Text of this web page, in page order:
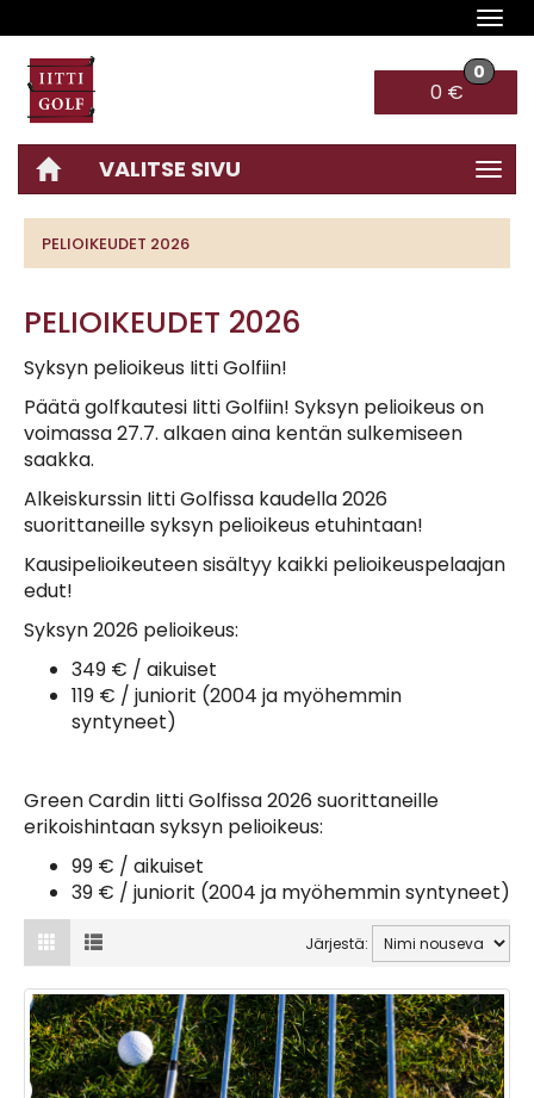
0 €
0
VALITSE SIVU
PELIOIKEUDET 2026
PELIOIKEUDET 2026
Syksyn pelioikeus Iitti Golfiin!
Päätä golfkautesi Iitti Golfiin! Syksyn pelioikeus on
voimassa 27.7. alkaen aina kentän sulkemiseen
saakka.
Alkeiskurssin Iitti Golfissa kaudella 2026
suorittaneille syksyn pelioikeus etuhintaan!
Kausipelioikeuteen sisältyy kaikki pelioikeuspelaajan
edut!
Syksyn 2026 pelioikeus:
349 € / aikuiset
119 € / juniorit (2004 ja myöhemmin
syntyneet)
Green Cardin Iitti Golfissa 2026 suorittaneille
erikoishintaan syksyn pelioikeus:
99 € / aikuiset
39 € / juniorit (2004 ja myöhemmin syntyneet)
Järjestä: